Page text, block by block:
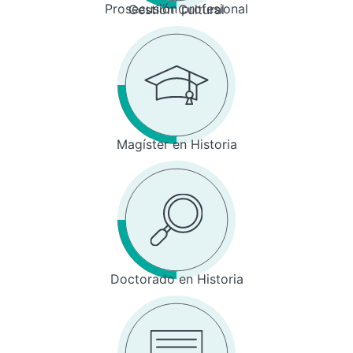
Prosecusión profesional
Gestión Cultural
Magíster en Historia
Doctorado en Historia